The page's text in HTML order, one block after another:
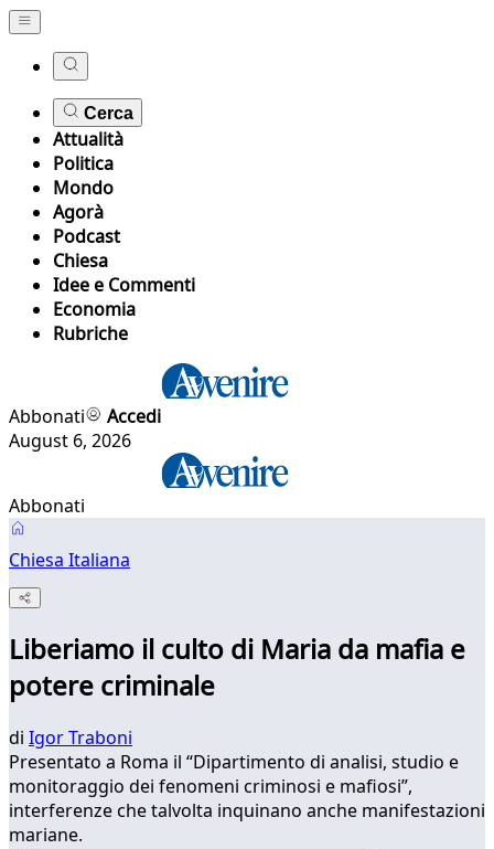
Cerca
Attualità
Politica
Mondo
Agorà
Podcast
Chiesa
Idee e Commenti
Economia
Rubriche
Abbonati
Accedi
August 6, 2026
Abbonati
Chiesa Italiana
Liberiamo il culto di Maria da mafia e
potere criminale
di Igor Traboni
Presentato a Roma il “Dipartimento di analisi, studio e
monitoraggio dei fenomeni criminosi e mafiosi”,
interferenze che talvolta inquinano anche manifestazioni
mariane.